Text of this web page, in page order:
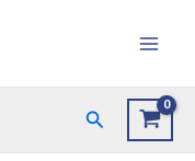
Rechercher